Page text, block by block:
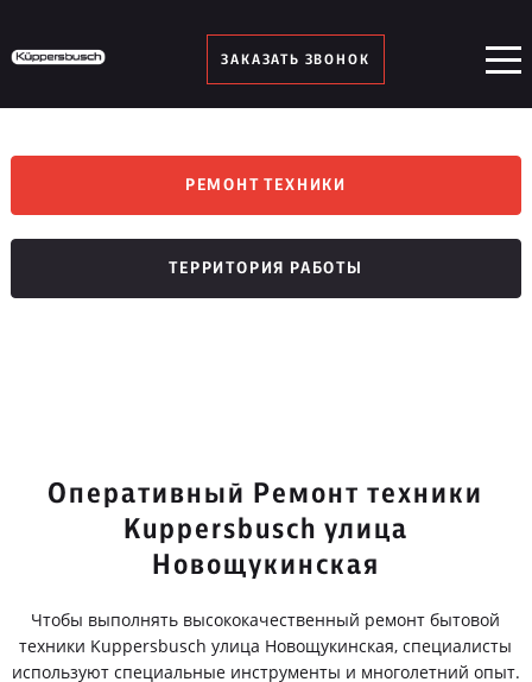
ЗАКАЗАТЬ ЗВОНОК
РЕМОНТ ТЕХНИКИ
ТЕРРИТОРИЯ РАБОТЫ
Оперативный Ремонт техники
Kuppersbusch улица
Новощукинская
Чтобы выполнять высококачественный ремонт бытовой
техники Kuppersbusch улица Новощукинская, специалисты
используют специальные инструменты и многолетний опыт.